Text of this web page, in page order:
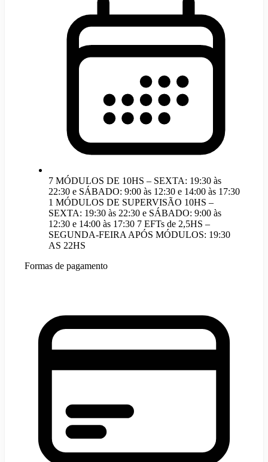
7 MÓDULOS DE 10HS – SEXTA: 19:30 às
22:30 e SÁBADO: 9:00 às 12:30 e 14:00 às 17:30
1 MÓDULOS DE SUPERVISÃO 10HS –
SEXTA: 19:30 às 22:30 e SÁBADO: 9:00 às
12:30 e 14:00 às 17:30 7 EFTs de 2,5HS –
SEGUNDA-FEIRA APÓS MÓDULOS: 19:30
AS 22HS
Formas de pagamento